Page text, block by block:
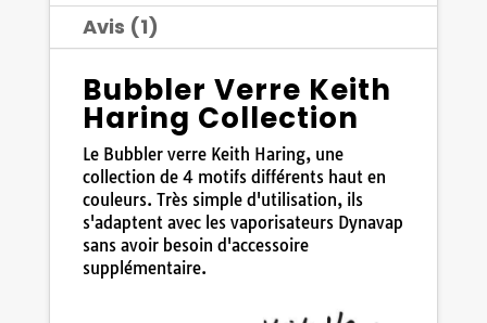
Haring
Collection
motifs
Avis (1)
Bubbler Verre Keith
Haring Collection
Le Bubbler verre Keith Haring, une
collection de 4 motifs différents haut en
couleurs. Très simple d'utilisation, ils
s'adaptent avec les vaporisateurs Dynavap
sans avoir besoin d'accessoire
supplémentaire.